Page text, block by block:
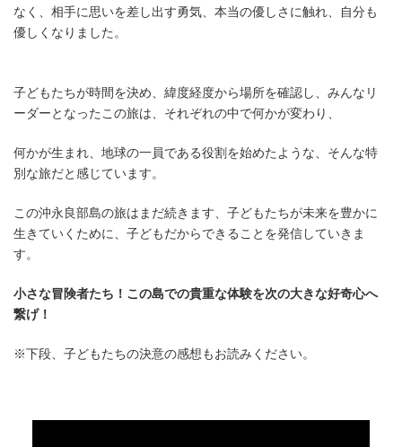
なく、相手に思いを差し出す勇気、本当の優しさに触れ、自分も
優しくなりました。
子どもたちが時間を決め、緯度経度から場所を確認し、みんなリ
ーダーとなったこの旅は、それぞれの中で何かが変わり、
何かが生まれ、地球の一員である役割を始めたような、そんな特
別な旅だと感じています。
この沖永良部島の旅はまだ続きます、子どもたちが未来を豊かに
生きていくために、子どもだからできることを発信していきま
す。
小さな冒険者たち！この島での貴重な体験を次の大きな好奇心へ
繋げ！
※下段、子どもたちの決意の感想もお読みください。